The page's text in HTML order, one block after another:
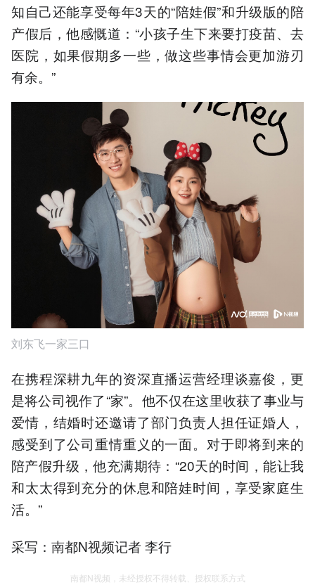
知自己还能享受每年3天的“陪娃假”和升级版的陪
产假后，他感慨道：“小孩子生下来要打疫苗、去
医院，如果假期多一些，做这些事情会更加游刃
有余。”
刘东飞一家三口
在携程深耕九年的资深直播运营经理谈嘉俊，更
是将公司视作了“家”。他不仅在这里收获了事业与
爱情，结婚时还邀请了部门负责人担任证婚人，
感受到了公司重情重义的一面。对于即将到来的
陪产假升级，他充满期待：“20天的时间，能让我
和太太得到充分的休息和陪娃时间，享受家庭生
活。”
采写：南都N视频记者 李行
南都N视频，未经授权不得转载、授权联系方式